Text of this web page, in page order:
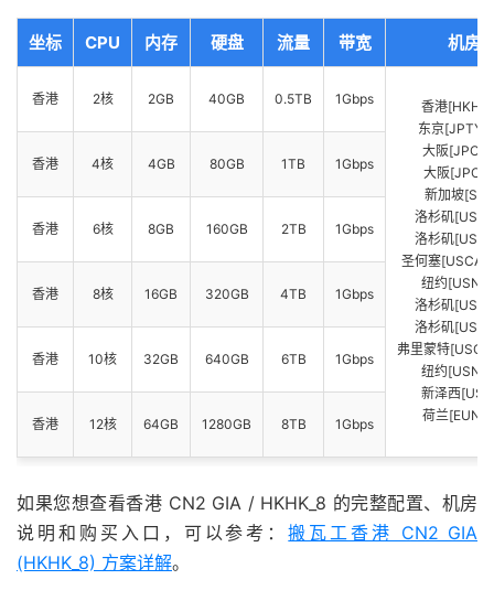
坐标 CPU 内存 硬盘 流量 带宽 机房
香港 2核 2GB 40GB 0.5TB 1Gbps
香港
东京
大阪
大阪
新加坡
洛杉矶
洛杉矶
圣何塞
纽约
洛杉矶
洛杉矶
弗里蒙特
纽约
新泽西
荷兰
香港 4核 4GB 80GB 1TB 1Gbps
香港 6核 8GB 160GB 2TB 1Gbps
香港 8核 16GB 320GB 4TB 1Gbps
香港 10核 32GB 640GB 6TB 1Gbps
香港 12核 64GB 1280GB 8TB 1Gbps
如果您想查看香港 CN2 GIA / HKHK_8 的完整配置、机房
说明和购买入口，可以参考：搬瓦工香港 CN2 GIA
(HKHK_8) 方案详解。